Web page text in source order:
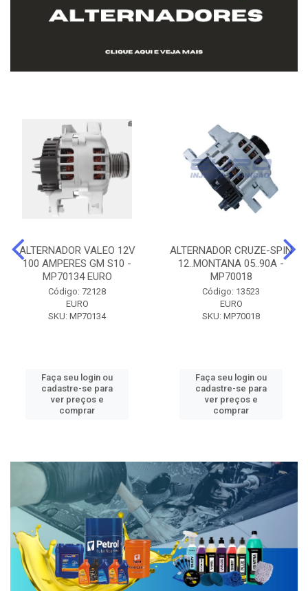
ALTERNADOR VALEO 12V
100 AMPERES GM S10 -
MP70134 EURO
Código: 72128
EURO
SKU: MP70134
Faça seu login ou
cadastre-se para
ver preços e
comprar
ALTERNADOR CRUZE-SPIN
12..MONTANA 05..90A -
MP70018
Código: 13523
EURO
SKU: MP70018
Faça seu login ou
cadastre-se para
ver preços e
comprar